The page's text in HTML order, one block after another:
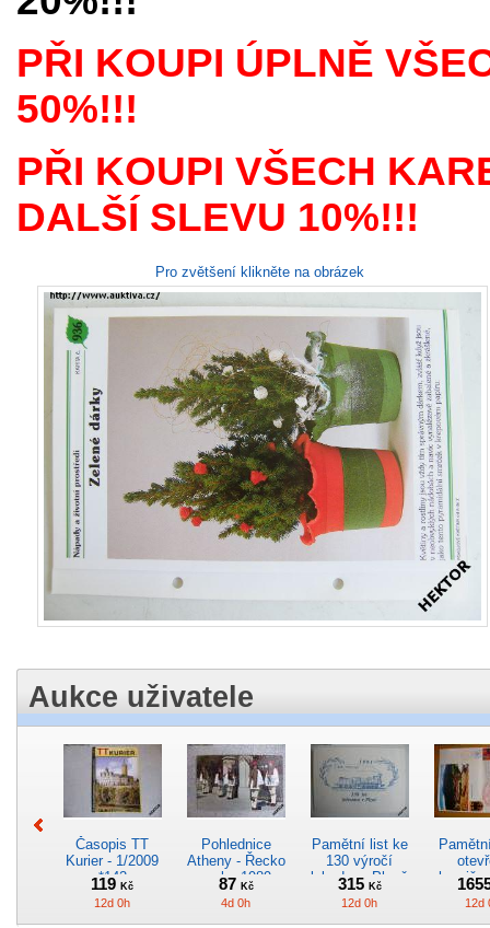
PŘI KOUPI ÚPLNĚ
50%!!!
PŘI KOUPI VŠECH
DALŠÍ SLEVU 10%!!!
Pro zvětšení klikněte na obrázek
Aukce uživatele
Časopis TT
Kurier - 1/2009
*142
119Kč
12d 0h
Pohlednice
Atheny - Řecko
z roku 1989.
Nová nepoužitá
*5019
87 Kč
4d 0h
Pamětní list ke
130 výročí
lokodepa Plzeň
*2963
315 Kč
12d 0h 12d